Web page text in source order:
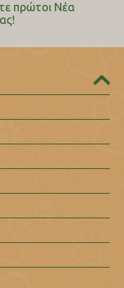
πρώτοι Nέα